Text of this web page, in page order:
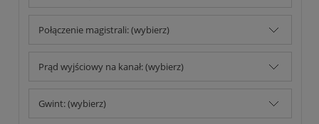
Połączenie magistrali: (wybierz)
Prąd wyjściowy na kanał: (wybierz)
Gwint: (wybierz)